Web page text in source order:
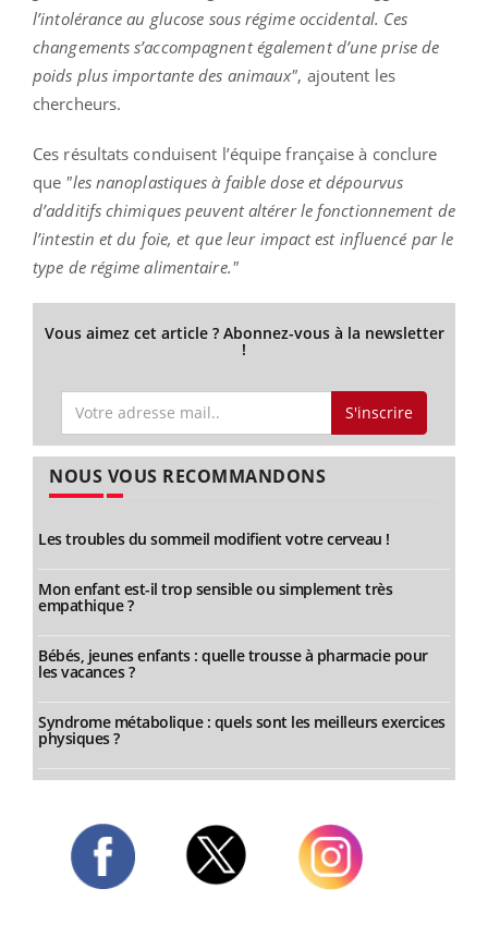
l’intolérance au glucose sous régime occidental. Ces
changements s’accompagnent également d’une prise de
poids plus importante des animaux", ajoutent les
chercheurs.
Ces résultats conduisent l’équipe française à conclure
que "les nanoplastiques à faible dose et dépourvus
d’additifs chimiques peuvent altérer le fonctionnement de
l’intestin et du foie, et que leur impact est influencé par le
type de régime alimentaire."
Vous aimez cet article ? Abonnez-vous à la newsletter
!
S'inscrire
NOUS VOUS RECOMMANDONS
Les troubles du sommeil modifient votre cerveau !
Mon enfant est-il trop sensible ou simplement très
empathique ?
Bébés, jeunes enfants : quelle trousse à pharmacie pour
les vacances ?
Syndrome métabolique : quels sont les meilleurs exercices
physiques ?